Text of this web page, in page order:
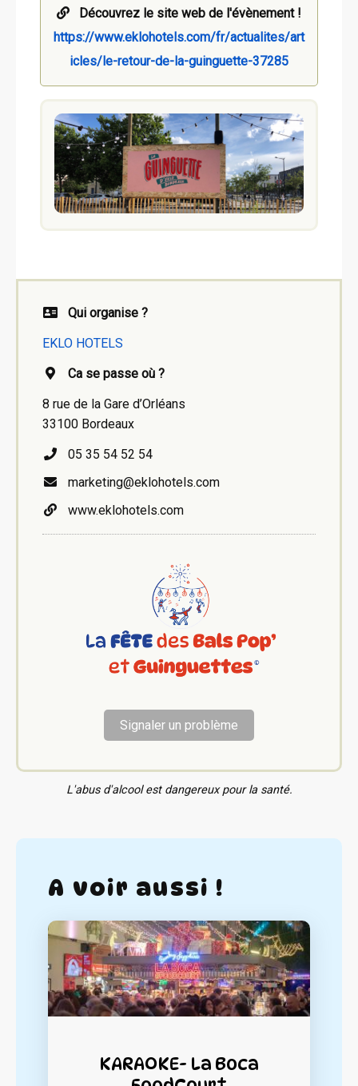
Découvrez le site web de l'évènement !
https://www.eklohotels.com/fr/actualites/art
icles/le-retour-de-la-guinguette-37285
Qui organise ?
EKLO HOTELS
Ca se passe où ?
8 rue de la Gare d’Orléans
33100 Bordeaux
05 35 54 52 54
marketing@eklohotels.com
www.eklohotels.com
Signaler un problème
L'abus d'alcool est dangereux pour la santé.
A voir aussi !
KARAOKE- La Boca